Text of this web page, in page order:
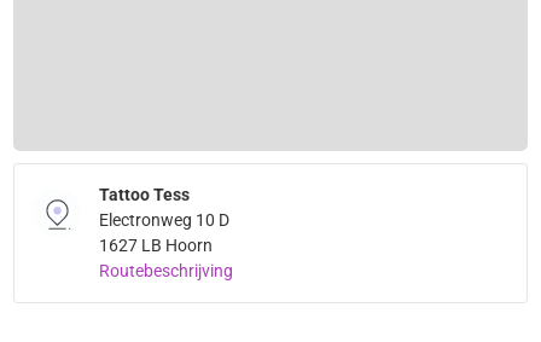
Tattoo Tess
Electronweg 10 D
1627 LB Hoorn
Routebeschrijving